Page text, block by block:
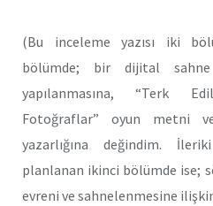
(Bu inceleme yazısı iki
bölümde; bir dijital
yapılanmasına, “Terk
Fotoğraflar” oyun metni
yazarlığına değindim.
planlanan ikinci bölümde ise;
evreni ve sahnelenmesine